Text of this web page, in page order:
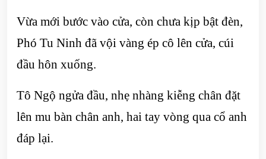
Vừa mới bước vào cửa, còn chưa kịp bật đèn,
Phó Tu Ninh đã vội vàng ép cô lên cửa, cúi
đầu hôn xuống.
Tô Ngộ ngửa đầu, nhẹ nhàng kiễng chân đặt
lên mu bàn chân anh, hai tay vòng qua cổ anh
đáp lại.